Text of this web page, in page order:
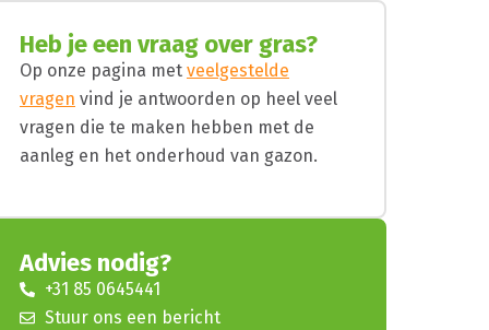
Heb je een vraag over gras?
Op onze pagina met veelgestelde
vragen vind je antwoorden op heel veel
vragen die te maken hebben met de
aanleg en het onderhoud van gazon.
Advies nodig?
+31 85 0645441
Stuur ons een bericht